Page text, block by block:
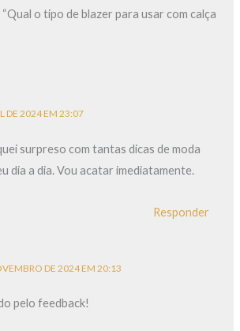
o tipo de blazer para usar com calça
DE 2024 EM 23:07
surpreso com tantas dicas de moda
dia a dia. Vou acatar imediatamente.
Responder
DE 2024 EM 20:13
pelo feedback!